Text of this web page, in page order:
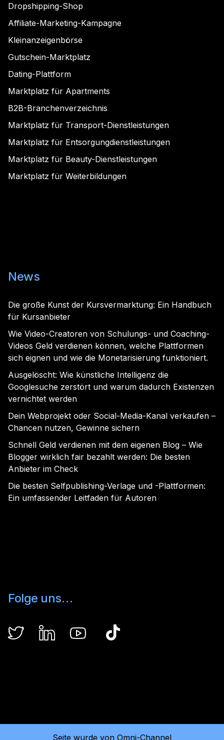
Dropshipping-Shop
Affiliate-Marketing-Kampagne
Kleinanzeigenbörse
Gutschein-Marktplatz
Dating-Plattform
Marktplatz für Apartments
B2B-Branchenverzeichnis
Marktplatz für Transport-Dienstleistungen
Marktplatz für Entsorgungdienstleistungen
Marktplatz für Beauty-Dienstleistungen
Marktplatz für Weiterbildungen
News
Die große Kunst der Kursvermarktung: Ein Handbuch
für Kursanbieter
Wie Video-Creatoren von Schulungs- und Coaching-
Videos Geld verdienen können, welche Plattformen
sich eignen und wie die Monetarisierung funktioniert.
Ausgelöscht: Wie künstliche Intelligenz die
Googlesuche zerstört und warum dadurch Existenzen
vernichtet werden
Dein Webprojekt oder Social-Media-Kanal verkaufen –
Chancen nutzen, Gewinne sichern
Schnell Geld verdienen mit dem eigenen Blog – Wie
Blogger wirklich fair bezahlt werden: Die besten
Anbieter im Check
Die besten Selfpublishing-Verlage und -Plattformen:
Ein umfassender Leitfaden für Autoren
Folge uns…
Seite wurde von Omni-Channel